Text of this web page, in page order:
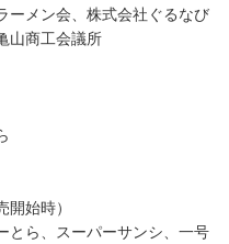
メン会、株式会社ぐるなび
商工会議所
開始時）
ら、スーパーサンシ、一号